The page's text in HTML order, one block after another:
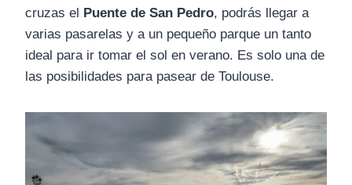
cruzas el Puente de San Pedro, podrás llegar a
varias pasarelas y a un pequeño parque un tanto
ideal para ir tomar el sol en verano. Es solo una de
las posibilidades para pasear de Toulouse.